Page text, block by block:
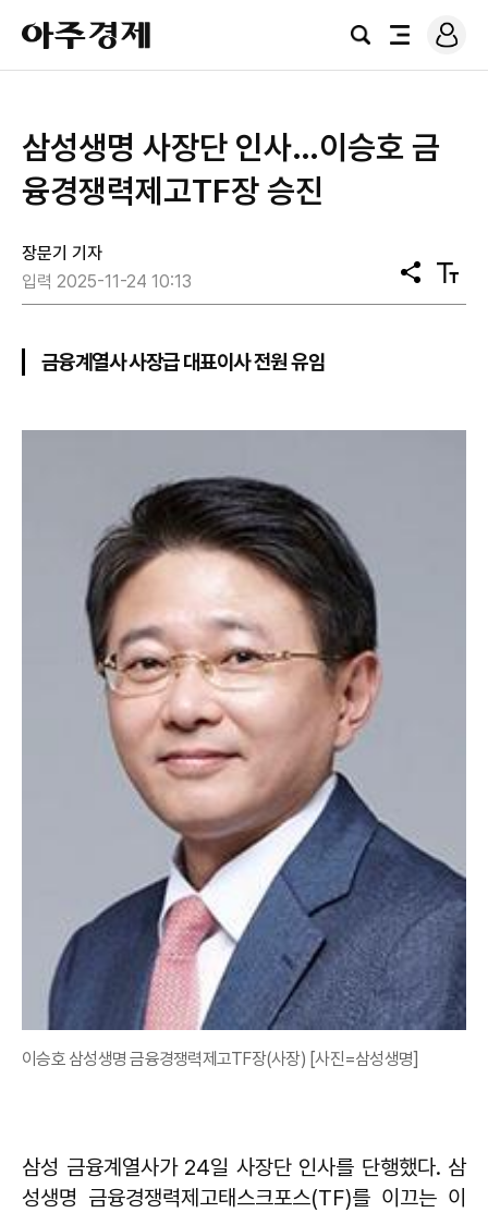
아
주
경
검
전
로
그
삼성생명 사장단 인사…이승호 금
융경쟁력제고TF장 승진
장문기 기자
입력 2025-11-24 10:13
공
유
텍
스
금융계열사 사장급 대표이사 전원 유임
이승호 삼성생명 금융경쟁력제고TF장(사장) [사진=삼성생명]
삼성 금융계열사가 24일 사장단 인사를 단행했다. 삼
성생명 금융경쟁력제고태스크포스(TF)를 이끄는 이